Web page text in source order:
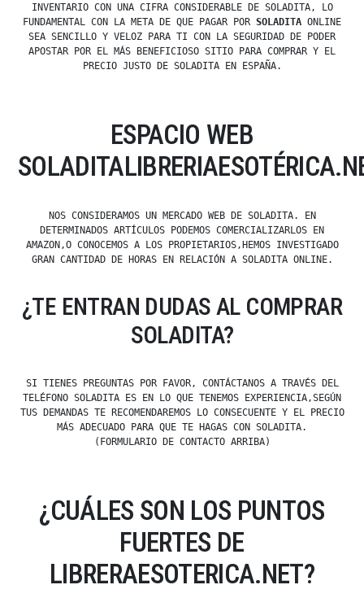
INVENTARIO CON UNA CIFRA CONSIDERABLE DE SOLADITA, LO
FUNDAMENTAL CON LA META DE QUE PAGAR POR SOLADITA ONLINE
SEA SENCILLO Y VELOZ PARA TI CON LA SEGURIDAD DE PODER
APOSTAR POR EL MÁS BENEFICIOSO SITIO PARA COMPRAR Y EL
PRECIO JUSTO DE SOLADITA EN ESPAÑA.
ESPACIO WEB
NOS CONSIDERAMOS UN MERCADO WEB DE SOLADITA. EN
DETERMINADOS ARTÍCULOS PODEMOS COMERCIALIZARLOS EN
AMAZON,O CONOCEMOS A LOS PROPIETARIOS,HEMOS INVESTIGADO
GRAN CANTIDAD DE HORAS EN RELACIÓN A SOLADITA ONLINE.
¿TE ENTRAN DUDAS AL COMPRAR
SOLADITA?
SI TIENES PREGUNTAS POR FAVOR, CONTÁCTANOS A TRAVÉS DEL
TELÉFONO SOLADITA ES EN LO QUE TENEMOS EXPERIENCIA,SEGÚN
TUS DEMANDAS TE RECOMENDAREMOS LO CONSECUENTE Y EL PRECIO
MÁS ADECUADO PARA QUE TE HAGAS CON SOLADITA.
(FORMULARIO DE CONTACTO ARRIBA)
¿CUÁLES SON LOS PUNTOS
FUERTES DE
LIBRERAESOTERICA.NET?